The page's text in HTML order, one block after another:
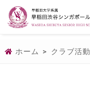
ホーム > クラブ活動